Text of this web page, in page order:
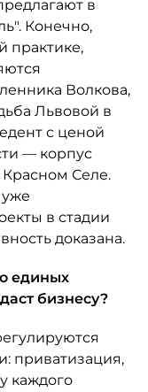
в
Конечно,
практике,
Волкова,
Львовой в
с ценой
— корпус
Селе.
в стадии
доказана.
единых
бизнесу?
приватизация,
каждого